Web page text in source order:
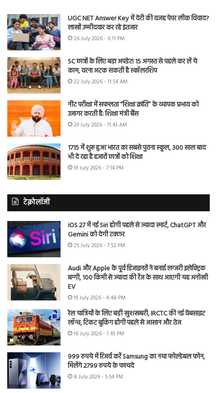
UGC NET Answer Key में देरी की वजह पेपर लीक विवाद?
लाखों उम्मीदवार कर रहे इंतजार
26 July 2026 - 6:11 PM
SC छात्रों के लिए बड़ा अपडेट! 15 अगस्त से पहले कर लें ये
काम, वरना अटक सकती है स्कॉलरशिप
22 July 2026 - 11:54 AM
नीट परीक्षा में सफलता “शिक्षा क्रांति” के व्यापक प्रभाव को
उजागर करती है: शिक्षा मंत्री बैंस
20 July 2026 - 11:43 AM
1715 में शुरू हुआ भारत का सबसे पुराना स्कूल, 300 साल बाद
भी दे रहा है हजारों छात्रों को शिक्षा
19 July 2026 - 7:14 PM
टेक्नोलॉजी
iOS 27 में नई Siri होगी पहले से ज्यादा स्मार्ट, ChatGPT और
Gemini को देगी टक्कर
25 July 2026 - 7:52 PM
Audi और Apple के पूर्व डिजाइनरों ने बनाई लग्जरी इलेक्ट्रिक
बग्गी, 100 किमी से ज्यादा की रेंज के साथ आएगी यह अनोखी
EV
19 July 2026 - 4:48 PM
रेल यात्रियों के लिए बड़ी खुशखबरी, IRCTC की नई वेबसाइट
लॉन्च, टिकट बुकिंग होगी पहले से आसान और तेज
16 July 2026 - 1:45 PM
999 रुपये में रिजर्व करें Samsung का नया फोल्डेबल फोन,
मिलेंगे 2799 रुपये के फायदे
8 July 2026 - 5:54 PM